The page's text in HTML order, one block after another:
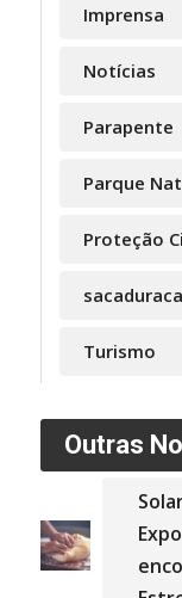
Imprensa
Notícias
Parapente
Parque
Proteção
Turismo
Outras